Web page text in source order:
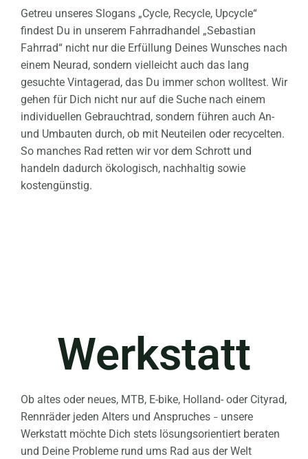
Getreu unseres Slogans „Cycle, Recycle, Upcycle“
findest Du in unserem Fahrradhandel „Sebastian
Fahrrad“ nicht nur die Erfüllung Deines Wunsches nach
einem Neurad, sondern vielleicht auch das lang
gesuchte Vintagerad, das Du immer schon wolltest. Wir
gehen für Dich nicht nur auf die Suche nach einem
individuellen Gebrauchtrad, sondern führen auch An-
und Umbauten durch, ob mit Neuteilen oder recycelten.
So manches Rad retten wir vor dem Schrott und
handeln dadurch ökologisch, nachhaltig sowie
kostengünstig.
Werkstatt
Ob altes oder neues, MTB, E-bike, Holland- oder Cityrad,
Rennräder jeden Alters und Anspruches – unsere
Werkstatt möchte Dich stets lösungsorientiert beraten
und Deine Probleme rund ums Rad aus der Welt